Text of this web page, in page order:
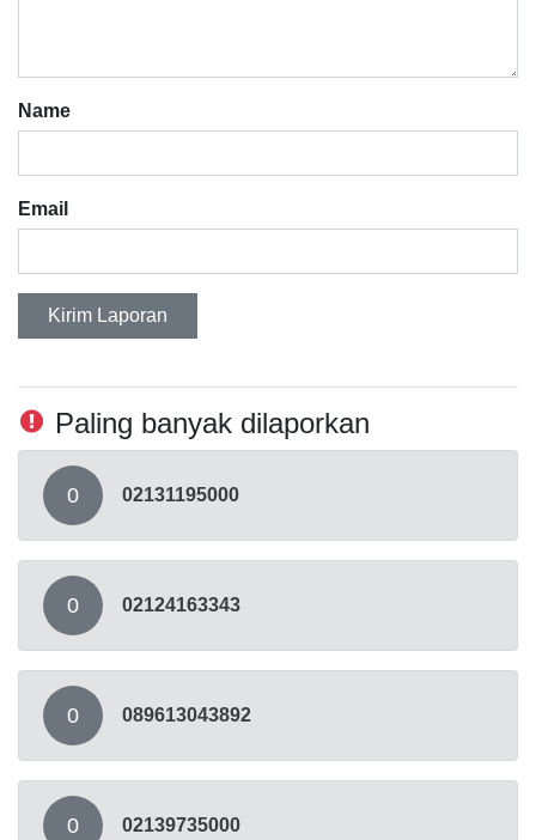
Name
Email
Kirim Laporan
Paling banyak dilaporkan
0 02131195000
0 02124163343
0 089613043892
0 02139735000